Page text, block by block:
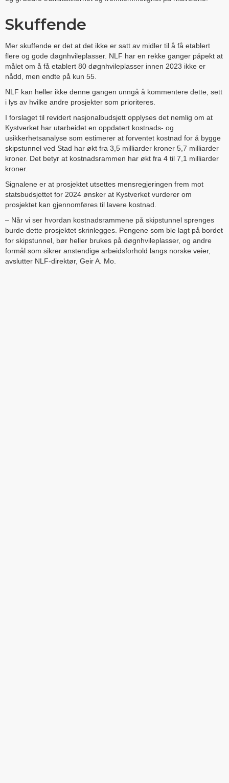
Skuffende
Mer skuffende er det at det ikke er satt av midler til å få etablert
flere og gode døgnhvileplasser. NLF har en rekke ganger påpekt at
målet om å få etablert 80 døgnhvileplasser innen 2023 ikke er
nådd, men endte på kun 55.
NLF kan heller ikke denne gangen unngå å kommentere dette, sett
i lys av hvilke andre prosjekter som prioriteres.
I forslaget til revidert nasjonalbudsjett opplyses det nemlig om at
Kystverket har utarbeidet en oppdatert kostnads- og
usikkerhetsanalyse som estimerer at forventet kostnad for å bygge
skipstunnel ved Stad har økt fra 3,5 milliarder kroner 5,7 milliarder
kroner. Det betyr at kostnadsrammen har økt fra 4 til 7,1 milliarder
kroner.
Signalene er at prosjektet utsettes mensregjeringen frem mot
statsbudsjettet for 2024 ønsker at Kystverket vurderer om
prosjektet kan gjennomføres til lavere kostnad.
– Når vi ser hvordan kostnadsrammene på skipstunnel sprenges
burde dette prosjektet skrinlegges. Pengene som ble lagt på bordet
for skipstunnel, bør heller brukes på døgnhvileplasser, og andre
formål som sikrer anstendige arbeidsforhold langs norske veier,
avslutter NLF-direktør, Geir A. Mo.